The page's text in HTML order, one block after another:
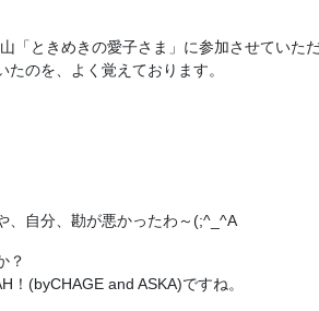
「ときめきの愛子さま」に参加させていた
のを、よく覚えております。
、自分、勘が悪かったわ～(;^_^A
？
！(byCHAGE and ASKA)ですね。